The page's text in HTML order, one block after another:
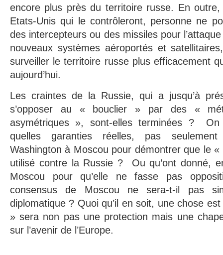
encore plus près du territoire russe. En
Etats-Unis qui le contrôleront, personne ne
des intercepteurs ou des missiles pour
nouveaux systèmes aéroportés et
surveiller le territoire russe plus efficacement
aujourd’hui.
Les craintes de la Russie, qui a jusqu’à
s’opposer au « bouclier » par des «
asymétriques », sont-elles terminées ?
quelles garanties réelles, pas
Washington à Moscou pour démontrer que le
utilisé contre la Russie ? Ou qu’ont donné,
Moscou pour qu’elle ne fasse pas
consensus de Moscou ne sera-t-il pas
diplomatique ? Quoi qu’il en soit, une chose
» sera non pas une protection mais une
sur l’avenir de l’Europe.